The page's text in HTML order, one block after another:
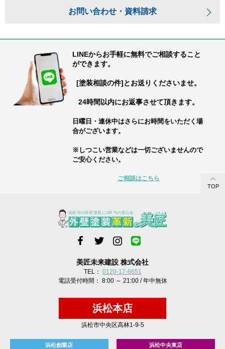
お問い合わせ・資料請求
LINEからお手軽に無料でご相談すること
ができます。
[塗装相談の件]とお送りくださいませ。
24時間以内にお返事させて頂きます。
日曜日・連休中はさらにお時間をいただく場
合がございます。
※しつこい営業などは一切ございませんので
ご安心ください。
ご相談はこちら
TOP
美匠未来建設 株式会社
TEL： 0120-17-6651
電話受付時間： 8:00 ～ 21:00 / 年中無休
浜松本店
浜松市中央区高林1-9-5
浜松創業店 浜松中央東店